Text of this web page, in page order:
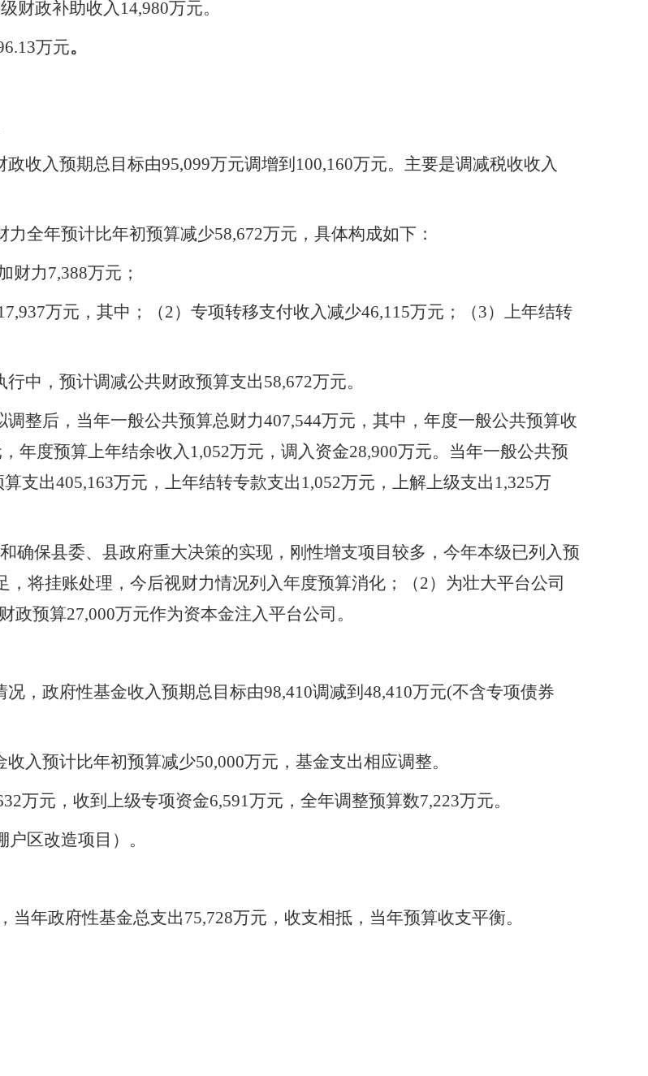
财政补助收入14,980万元。
万元。
政收入预期总目标由95,099万元调增到100,160万元。主要是调减税收收入
力全年预计比年初预算减少58,672万元，具体构成如下：
财力7,388万元；
万元，其中；（2）专项转移支付收入减少46,115万元；（3）上年结转
行中，预计调减公共财政预算支出58,672万元。
调整后，当年一般公共预算总财力407,544万元，其中，年度一般公共预算收
年度预算上年结余收入1,052万元，调入资金28,900万元。当年一般公共预
支出405,163万元，上年结转专款支出1,052万元，上解上级支出1,325万
确保县委、县政府重大决策的实现，刚性增支项目较多，今年本级已列入预
，将挂账处理，今后视财力情况列入年度预算消化 ；（2）为壮大平台公司
预算27,000万元作为资本金注入平台公司。
况，政府性基金收入预期总目标由98,410调减到48,410万元(不含专项债券
收入预计比年初预算减少50,000万元，基金支出相应调整。
万元，收到上级专项资金6,591万元，全年调整预算数7,223万元。
户区改造项目）。
当年政府性基金总支出75,728万元， 收支相抵，当年预算收支平衡。